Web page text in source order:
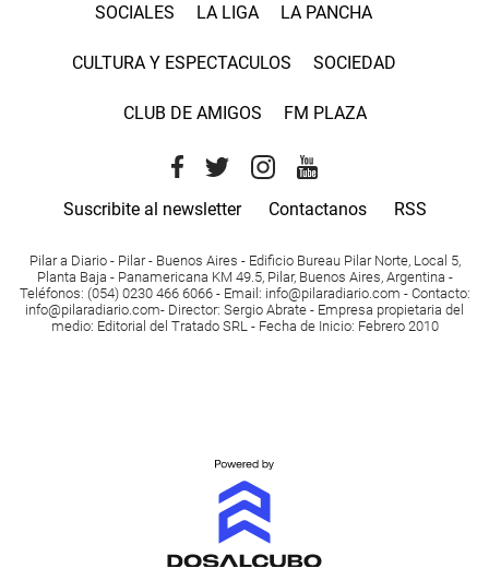
SOCIALES LA LIGA LA PANCHA
CULTURA Y ESPECTACULOS SOCIEDAD
CLUB DE AMIGOS FM PLAZA
Suscribite al newsletter Contactanos RSS
Pilar a Diario - Pilar - Buenos Aires - Edificio Bureau Pilar Norte, Local 5,
Planta Baja - Panamericana KM 49.5, Pilar, Buenos Aires, Argentina -
Teléfonos: (054) 0230 466 6066 - Email : info@pilaradiario.com - Contacto:
info@pilaradiario.com- Director: Sergio Abrate - Empresa propietaria del
medio: Editorial del Tratado SRL - Fecha de Inicio: Febrero 2010